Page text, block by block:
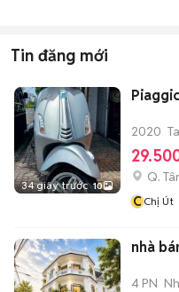
Tin đăng mới
34 giây trước 10
2020
Q.
CChị Út
nhà
4 PN